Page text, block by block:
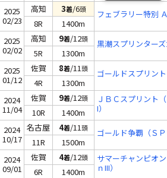
2025
02/23
高知 3着/6頭 フェブラリー特別
8R
1400m
2025
02/02
高知 9着/12頭 黒潮スプリンター
5R
1300m
2025
01/12
佐賀 8着/11頭 ゴールドスプリント
4R
1300m
2024
11/04
佐賀 9着/12頭
ＪＢＣスプリント
I）
10R
1400m
2024
10/17
名古屋 4着/11頭 ゴールド争覇（ＳＰ
11R
1500m
2024
09/01
佐賀 4着/12頭
サマーチャンピオ
ｎIII）
6R
1400m